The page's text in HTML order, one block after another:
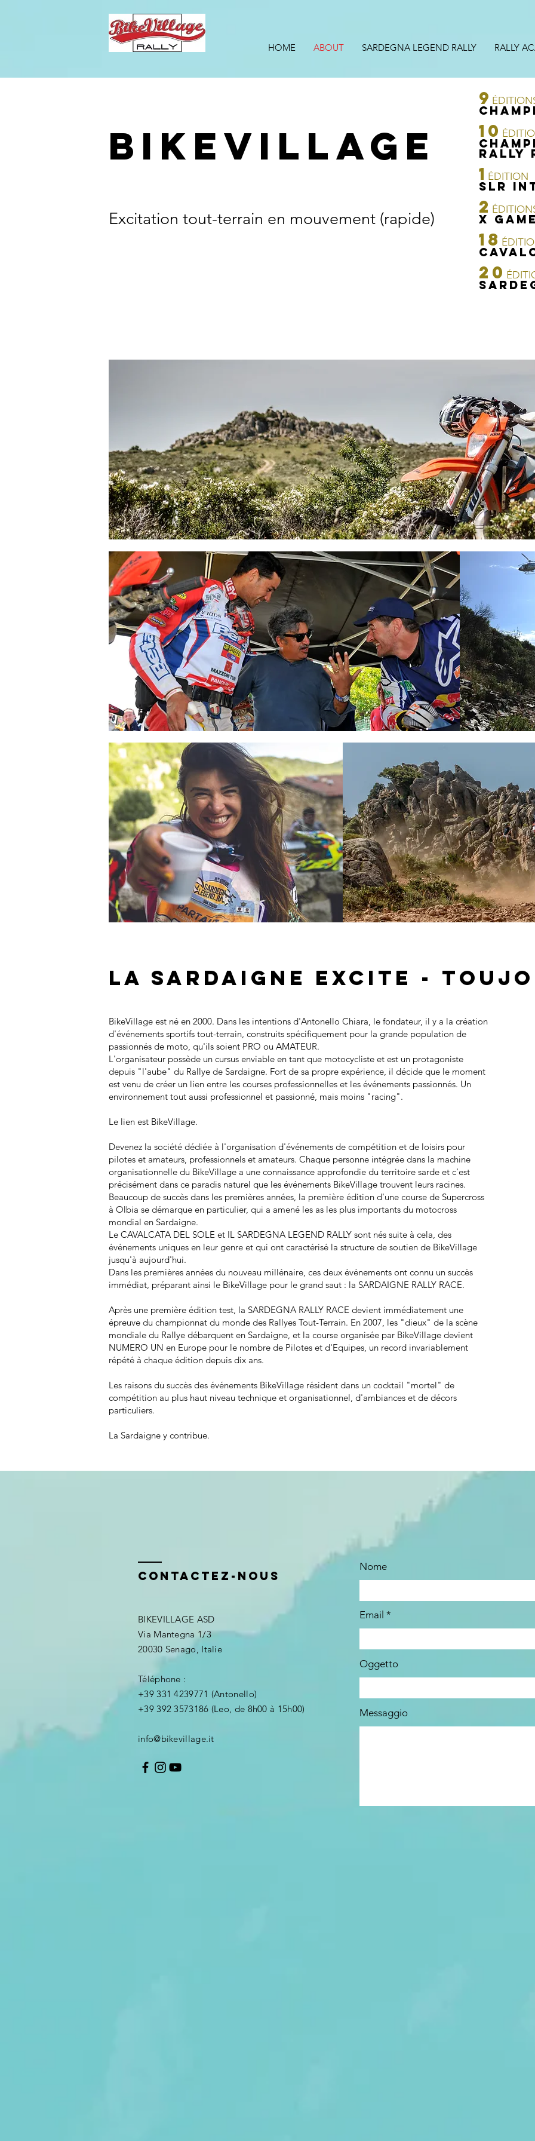
HOME ABOUT SARDEGNA LEGEND RALLY RALLY
BIKEVILLAGE
Excitation tout-terrain en mouvement (rapide)
9
10
RALLY
1 ÉDITION
SLR
2
X
18
20
LA SARDAIGNE EXCITE -
BikeVillage est né en 2000. Dans les intentions d'Antonello Chiara, le fondateur, il y a la création
d'événements sportifs tout-terrain, construits spécifiquement pour la grande population de
passionnés de moto, qu'ils soient PRO ou AMATEUR.
L'organisateur possède un cursus enviable en tant que motocycliste et est un protagoniste
depuis "l'aube" du Rallye de Sardaigne. Fort de sa propre expérience, il décide que le moment
est venu de créer un lien entre les courses professionnelles et les événements passionnés. Un
environnement tout aussi professionnel et passionné, mais moins "racing".
Le lien est BikeVillage.
Devenez la société dédiée à l'organisation d'événements de compétition et de loisirs pour
pilotes et amateurs, professionnels et amateurs. Chaque personne intégrée dans la machine
organisationnelle du BikeVillage a une connaissance approfondie du territoire sarde et c'est
précisément dans ce paradis naturel que les événements BikeVillage trouvent leurs racines.
Beaucoup de succès dans les premières années, la première édition d'une course de Supercross
à Olbia se démarque en particulier, qui a amené les as les plus importants du motocross
mondial en Sardaigne.
Le CAVALCATA DEL SOLE et IL SARDEGNA LEGEND RALLY sont nés suite à cela, des
événements uniques en leur genre et qui ont caractérisé la structure de soutien de BikeVillage
jusqu'à aujourd'hui.
Dans les premières années du nouveau millénaire, ces deux événements ont connu un succès
immédiat, préparant ainsi le BikeVillage pour le grand saut : la SARDAIGNE RALLY RACE.
Après une première édition test, la SARDEGNA RALLY RACE devient immédiatement une
épreuve du championnat du monde des Rallyes Tout-Terrain. En 2007, les "dieux" de la scène
mondiale du Rallye débarquent en Sardaigne, et la course organisée par BikeVillage devient
NUMERO UN en Europe pour le nombre de Pilotes et d'Equipes, un record invariablement
répété à chaque édition depuis dix ans.
Les raisons du succès des événements BikeVillage résident dans un cocktail "mortel" de
compétition au plus haut niveau technique et organisationnel, d'ambiances et de décors
particuliers.
La Sardaigne y contribue.
Nome
Email
Oggetto
Messaggio
Contactez-nous
BIKEVILLAGE ASD
Via Mantegna 1/3
20030 Senago, Italie
Téléphone :
+39 331 4239771 (Antonello)
+39 392 3573186 (Leo, de 8h00 à 15h00)
info@bikevillage.it